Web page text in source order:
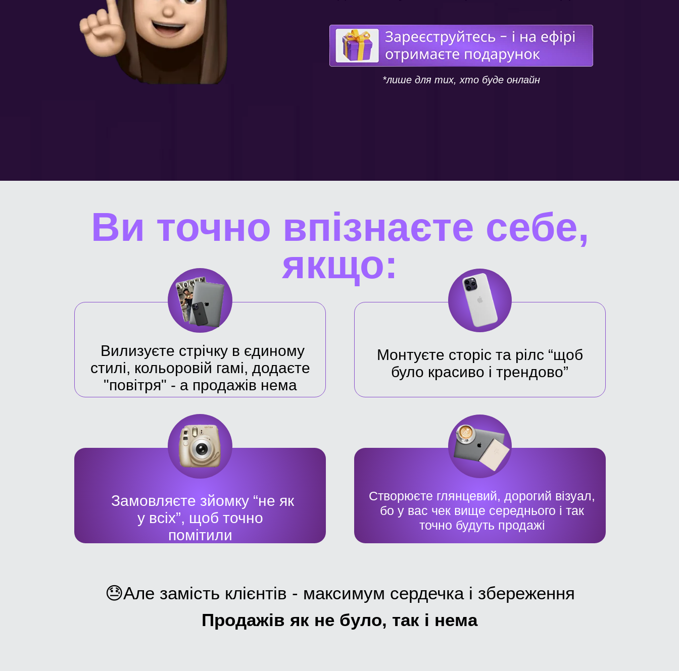
*лише для тих, хто буде онлайн
Ви точно впiзнаєте себе,
якщо:
😓Але замість клієнтів - максимум сердечка і збереження
Продажів як не було, так і нема
Вилизуєте стрічку в єдиному
стилі, кольоровій гамі, додаєте
"повітря" - а продажів нема
Замовляєте зйомку “не як
у всіх”, щоб точно
помітили
Монтуєте сторіс та рілс “щоб
було красиво і трендово”
Створюєте глянцевий, дорогий візуал,
бо у вас чек вище середнього і так
точно будуть продажі